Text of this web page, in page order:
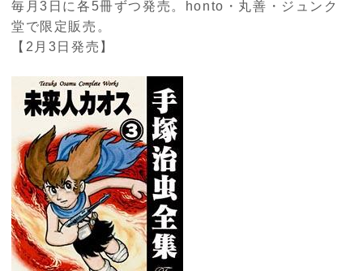
毎月3日に各5冊ずつ発売。honto・丸善・ジュンク
堂で限定販売。
【2月3日発売】